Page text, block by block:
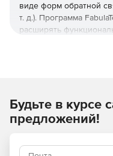
виде форм обратной
т. д.). Программа
расширять
одновременно
Основные
Будьте в курсе
предложений!